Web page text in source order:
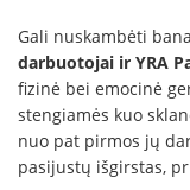
Gali nuskambėti
darbuotojai ir YRA
fizinė bei emocinė
stengiamės kuo
nuo pat pirmos jų
pasijustų išgirstas,